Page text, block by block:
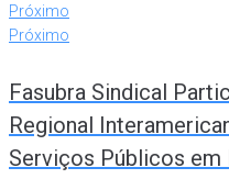
Próximo
Próximo
Fasubra Sindical
Regional
Serviços Públicos em